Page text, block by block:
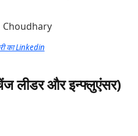
का Linkedin
लीडर और इन्फ्लुएंसर)